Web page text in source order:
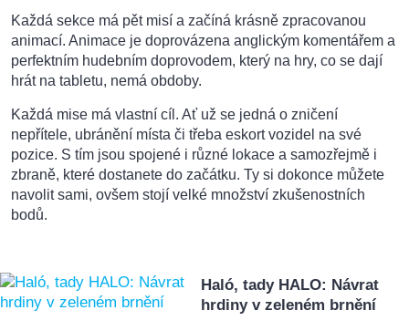
Každá sekce má pět misí a začíná krásně zpracovanou
animací. Animace je doprovázena anglickým komentářem a
perfektním hudebním doprovodem, který na hry, co se dají
hrát na tabletu, nemá obdoby.
Každá mise má vlastní cíl. Ať už se jedná o zničení
nepřítele, ubránění místa či třeba eskort vozidel na své
pozice. S tím jsou spojené i různé lokace a samozřejmě i
zbraně, které dostanete do začátku. Ty si dokonce můžete
navolit sami, ovšem stojí velké množství zkušenostních
bodů.
Haló, tady HALO: Návrat
hrdiny v zeleném brnění